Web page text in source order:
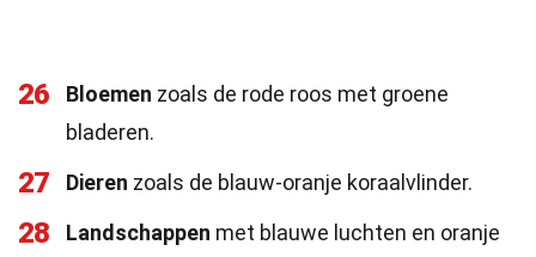
26 Bloemen zoals de rode roos met groene
bladeren.
27 Dieren zoals de blauw-oranje koraalvlinder.
28 Landschappen met blauwe luchten en oranje